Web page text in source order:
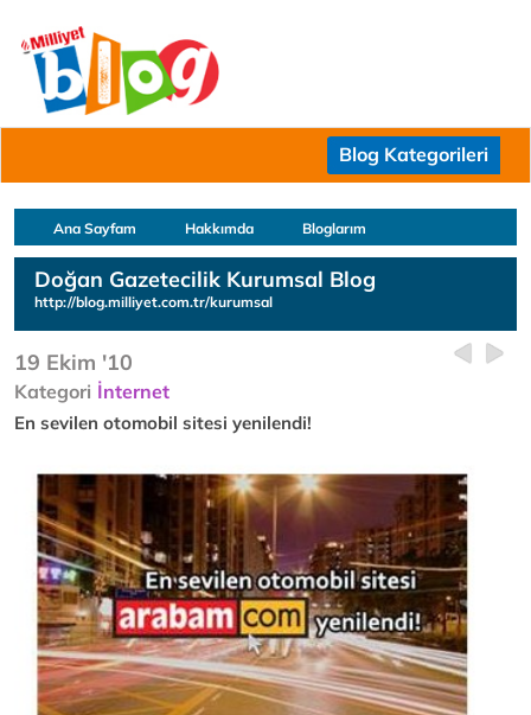
Blog Kategorileri
Ana Sayfam Hakkımda Bloglarım
Doğan Gazetecilik Kurumsal Blog
http://blog.milliyet.com.tr/kurumsal
19 Ekim '10
Kategori İnternet
En sevilen otomobil sitesi yenilendi!